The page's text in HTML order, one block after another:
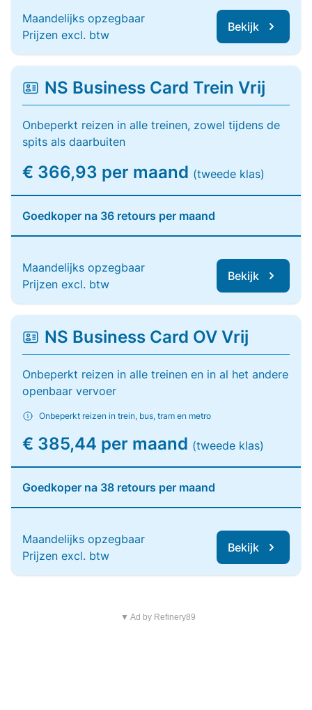
Maandelijks opzegbaar
Prijzen excl. btw
Bekijk
NS Business Card Trein Vrij
Onbeperkt reizen in alle treinen, zowel tijdens de
spits als daarbuiten
€ 366,93 per maand (tweede klas)
Goedkoper na 36 retours per maand
Maandelijks opzegbaar
Prijzen excl. btw
Bekijk
NS Business Card OV Vrij
Onbeperkt reizen in alle treinen en in al het andere
openbaar vervoer
Onbeperkt reizen in trein, bus, tram en metro
€ 385,44 per maand (tweede klas)
Goedkoper na 38 retours per maand
Maandelijks opzegbaar
Prijzen excl. btw
Bekijk
▼ Ad by Refinery89